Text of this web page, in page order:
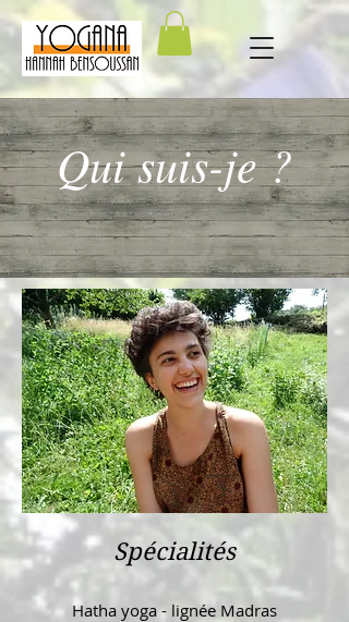
Qui suis-je ?
Spécialités
Hatha yoga - lignée Madras